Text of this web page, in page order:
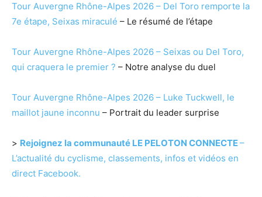
Tour Auvergne Rhône-Alpes 2026 – Del Toro remporte la
7e étape, Seixas miraculé – Le résumé de l’étape
Tour Auvergne Rhône-Alpes 2026 – Seixas ou Del Toro,
qui craquera le premier ? – Notre analyse du duel
Tour Auvergne Rhône-Alpes 2026 – Luke Tuckwell, le
maillot jaune inconnu – Portrait du leader surprise
> Rejoignez la communauté LE PELOTON CONNECTE–
L’actualité du cyclisme, classements, infos et vidéos en
direct Facebook.